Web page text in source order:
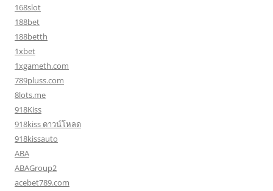
168slot
188bet
188betth
1xbet
1xgameth.com
789pluss.com
8lots.me
918Kiss
918kiss ดาวน์โหลด
918kissauto
ABA
ABAGroup2
acebet789.com